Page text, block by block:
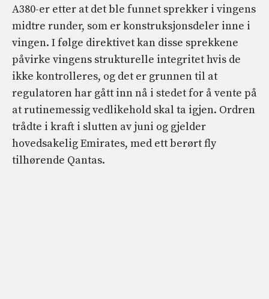
A380-er etter at det ble funnet sprekker i vingens
midtre runder, som er konstruksjonsdeler inne i
vingen. I følge direktivet kan disse sprekkene
påvirke vingens strukturelle integritet hvis de
ikke kontrolleres, og det er grunnen til at
regulatoren har gått inn nå i stedet for å vente på
at rutinemessig vedlikehold skal ta igjen. Ordren
trådte i kraft i slutten av juni og gjelder
hovedsakelig Emirates, med ett berørt fly
tilhørende Qantas.